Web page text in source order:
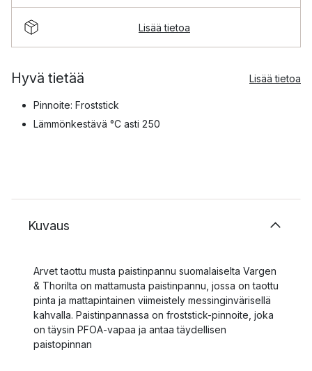
Lisää tietoa
Hyvä tietää Lisää tietoa
Pinnoite: Froststick
Lämmönkestävä °C asti 250
Kuvaus
Arvet taottu musta paistinpannu suomalaiselta Vargen
& Thorilta on mattamusta paistinpannu, jossa on taottu
pinta ja mattapintainen viimeistely messinginvärisellä
kahvalla. Paistinpannassa on froststick-pinnoite, joka
on täysin PFOA-vapaa ja antaa täydellisen
paistopinnan